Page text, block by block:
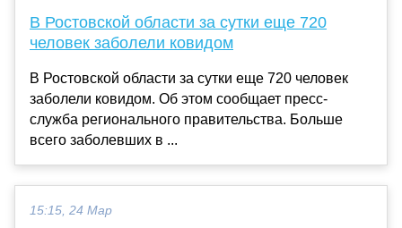
В Ростовской области за сутки еще 720
человек заболели ковидом
В Ростовской области за сутки еще 720 человек
заболели ковидом. Об этом сообщает пресс-
служба регионального правительства. Больше
всего заболевших в ...
15:15, 24 Мар